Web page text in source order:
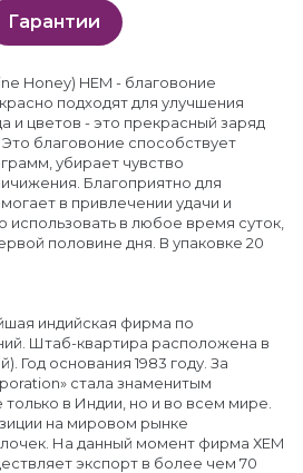
Гарантии
Honey) HEM - благовоние
подходят для улучшения
и цветов - это прекрасный заряд
благовоние способствует
убирает чувство
Благоприятно для
в привлечении удачи и
в любое время суток,
половине дня. В упаковке 20
индийская фирма по
Штаб-квартира расположена в
Год основания 1983 году. За
стала знаменитым
в Индии, но и во всем мире.
на мировом рынке
На данный момент фирма ХЕМ
экспорт в более чем 70